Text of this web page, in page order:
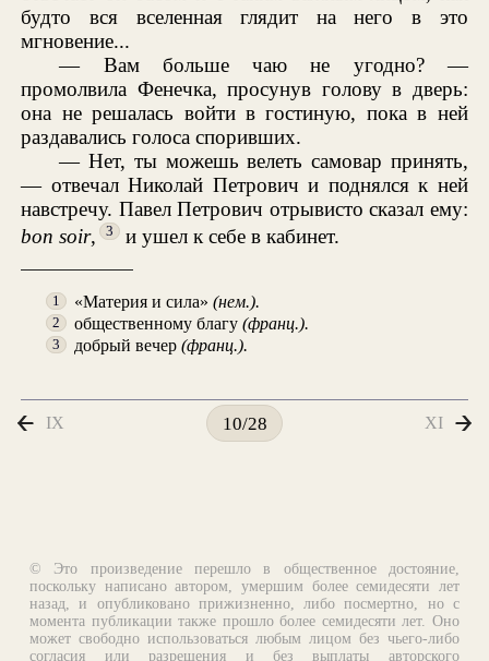
будто вся вселенная глядит на него в это
мгновение...
— Вам больше чаю не угодно? —
промолвила Фенечка, просунув голову в дверь:
она не решалась войти в гостиную, пока в ней
раздавались голоса споривших.
— Нет, ты можешь велеть самовар принять,
— отвечал Николай Петрович и поднялся к ней
навстречу. Павел Петрович отрывисто сказал ему:
bon soir, 3 и ушел к себе в кабинет.
1 «Материя и сила»(нем.).
2 общественному благу(франц.).
3 добрый вечер(франц.).
IX 10/28 XI
© Это произведение перешло в общественное достояние,
поскольку написано автором, умершим более семидесяти лет
назад, и опубликовано прижизненно, либо посмертно, но с
момента публикации также прошло более семидесяти лет. Оно
может свободно использоваться любым лицом без чьего-либо
согласия или разрешения и без выплаты авторского